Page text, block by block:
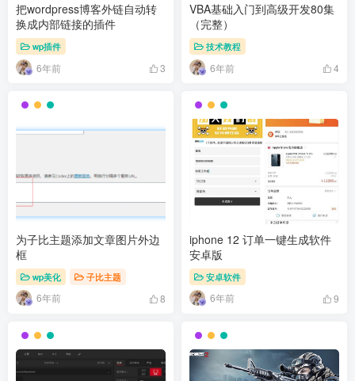
把wordpress博客外链自动转
换成内部链接的插件
wp插件
6年前 3
VBA基础入门到高级开发80集
（完整）
技术教程
6年前 4
为子比主题添加文章图片外边
框
wp美化 子比主题
6年前 8
iphone 12 订单一键生成软件
安卓版
安卓软件
6年前 9